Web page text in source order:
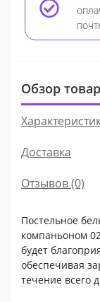
Обзор
Доставка
Отзывов (0)
Постельное
компаньоном
будет
обеспечивая
течение всего